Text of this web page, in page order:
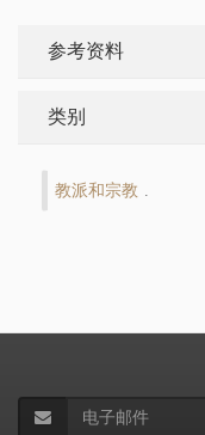
参考资料
类别
教派和宗教